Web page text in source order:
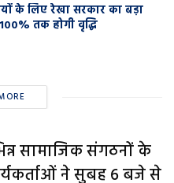
के लिए रेखा सरकार का बड़ा
तक होगी वृद्धि
सामाजिक संगठनों के
ने सुबह 6 बजे से